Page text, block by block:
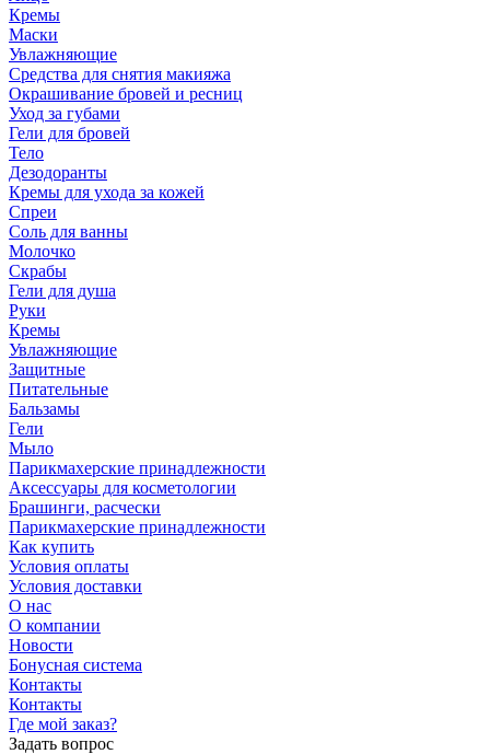
Кремы
Маски
Увлажняющие
Средства для снятия макияжа
Окрашивание бровей и ресниц
Уход за губами
Гели для бровей
Тело
Дезодоранты
Кремы для ухода за кожей
Спреи
Соль для ванны
Молочко
Скрабы
Гели для душа
Руки
Кремы
Увлажняющие
Защитные
Питательные
Бальзамы
Гели
Мыло
Парикмахерские принадлежности
Аксессуары для косметологии
Брашинги, расчески
Парикмахерские принадлежности
Как купить
Условия оплаты
Условия доставки
О нас
О компании
Новости
Бонусная система
Контакты
Контакты
Где мой заказ?
Задать вопрос